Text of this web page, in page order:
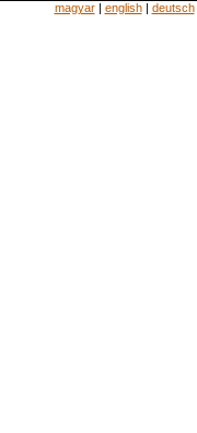
magyar| english| deutsch